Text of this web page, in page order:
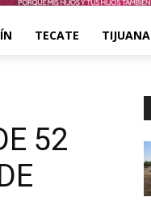
TECATE TIJUANA
52